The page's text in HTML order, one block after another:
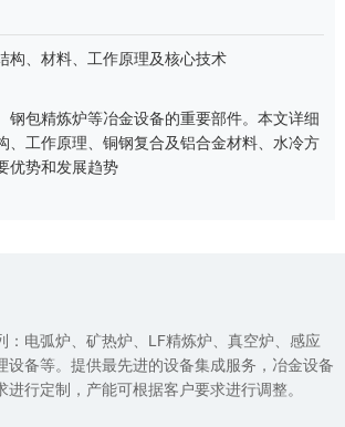
构、材料、工作原理及核心技术
钢包精炼炉等冶金设备的重要部件。本文详细
、工作原理、铜钢复合及铝合金材料、水冷方
优势和发展趋势
：电弧炉、矿热炉、LF精炼炉、真空炉、感应
设备等。提供最先进的设备集成服务，冶金设备
进行定制，产能可根据客户要求进行调整。